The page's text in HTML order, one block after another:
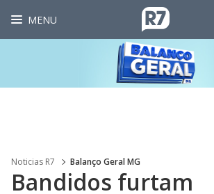
MENU
Noticias R7 Balanço Geral MG
Bandidos furtam